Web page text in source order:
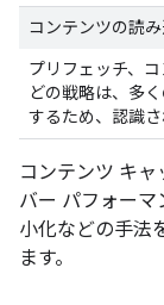
コンテンツの読
プリフェッチ、
どの戦略は、多
するため、認識さ
コンテンツ キ
バー パフォーマ
小化などの手法
ます。